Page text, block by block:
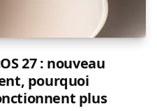
27 : nouveau
pourquoi
plus